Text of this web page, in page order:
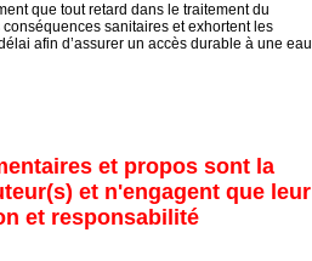
que tout retard dans le traitement du
sanitaires et exhortent les
afin d’assurer un accès durable à une eau
et propos sont la
et n'engagent que leur
et responsabilité